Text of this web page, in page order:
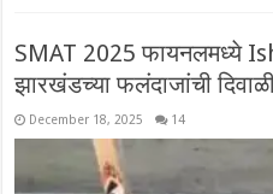
SMAT 2025 फायनलमध्ये
झारखंडच्या फलंदाजांची
December 18, 2025 14